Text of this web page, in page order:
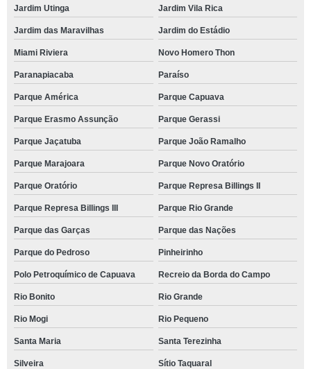
Jardim Utinga Jardim Vila Rica
Jardim das Maravilhas Jardim do Estádio
Miami Riviera Novo Homero Thon
Paranapiacaba Paraíso
Parque América Parque Capuava
Parque Erasmo Assunção Parque Gerassi
Parque Jaçatuba Parque João Ramalho
Parque Marajoara Parque Novo Oratório
Parque Oratório Parque Represa Billings II
Parque Represa Billings III Parque Rio Grande
Parque das Garças Parque das Nações
Parque do Pedroso Pinheirinho
Polo Petroquímico de Capuava Recreio da Borda do Campo
Rio Bonito Rio Grande
Rio Mogi Rio Pequeno
Santa Maria Santa Terezinha
Silveira Sítio Taquaral